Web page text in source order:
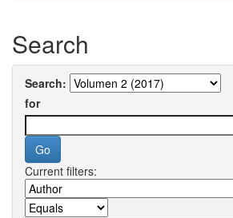
Search
Search:
for
Current filters: